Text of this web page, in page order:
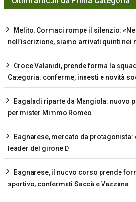
Melito, Cormaci rompe il silenzio:
nell’iscrizione, siamo arrivati quinti nei
Croce Valanidi, prende forma la
Categoria: conferme, innesti e novità
Bagaladi riparte da Mangiola: nuovo
per mister Mimmo Romeo
Bagnarese, mercato da protagonista:
leader del girone D
Bagnarese, il nuovo corso prende
sportivo, confermati Saccà e Vazzana